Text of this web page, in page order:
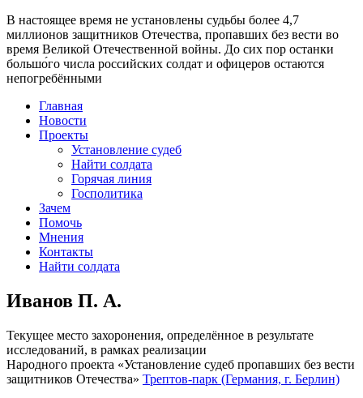
В настоящее время не установлены судьбы более 4,7
миллионов защитников Отечества, пропавших без вести во
время Великой Отечественной войны. До сих пор останки
большо́го числа российских солдат и офицеров остаются
непогребёнными
Главная
Новости
Проекты
Установление судеб
Найти солдата
Горячая линия
Госполитика
Зачем
Помочь
Мнения
Контакты
Найти солдата
Иванов П. А.
Текущее место захоронения, определённое в результате
исследований, в рамках реализации
Народного проекта «Установление судеб пропавших без вести
защитников Отечества» Трептов-парк (Германия, г. Берлин)